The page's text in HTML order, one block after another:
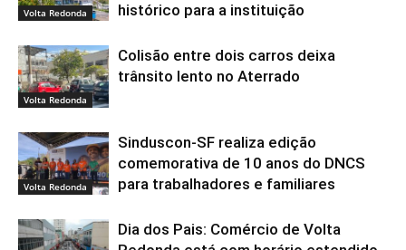
Volta Redonda
histórico para a instituição
Volta Redonda
Colisão entre dois carros deixa
trânsito lento no Aterrado
Volta Redonda
Sinduscon-SF realiza edição
comemorativa de 10 anos do DNCS
para trabalhadores e familiares
Dia dos Pais: Comércio de Volta